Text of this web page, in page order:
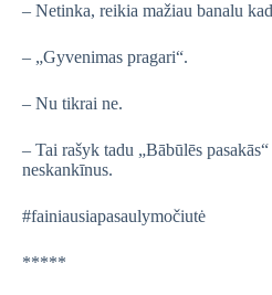
– Netinka, reikia mažiau banalu
– „Gyvenimas pragari“.
– Nu tikrai ne.
– Tai rašyk tadu „Bābūlēs
neskankīnus.
#fainiausiapasaulymočiutė
*****